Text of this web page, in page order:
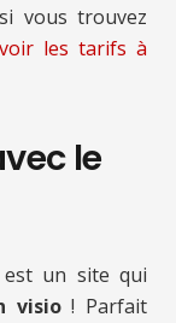
vous trouvez
les tarifs à
le
est un site qui
visio! Parfait